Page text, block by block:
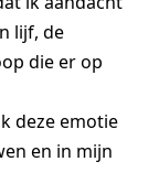
lijf, de
die er op
deze emotie
en in mijn